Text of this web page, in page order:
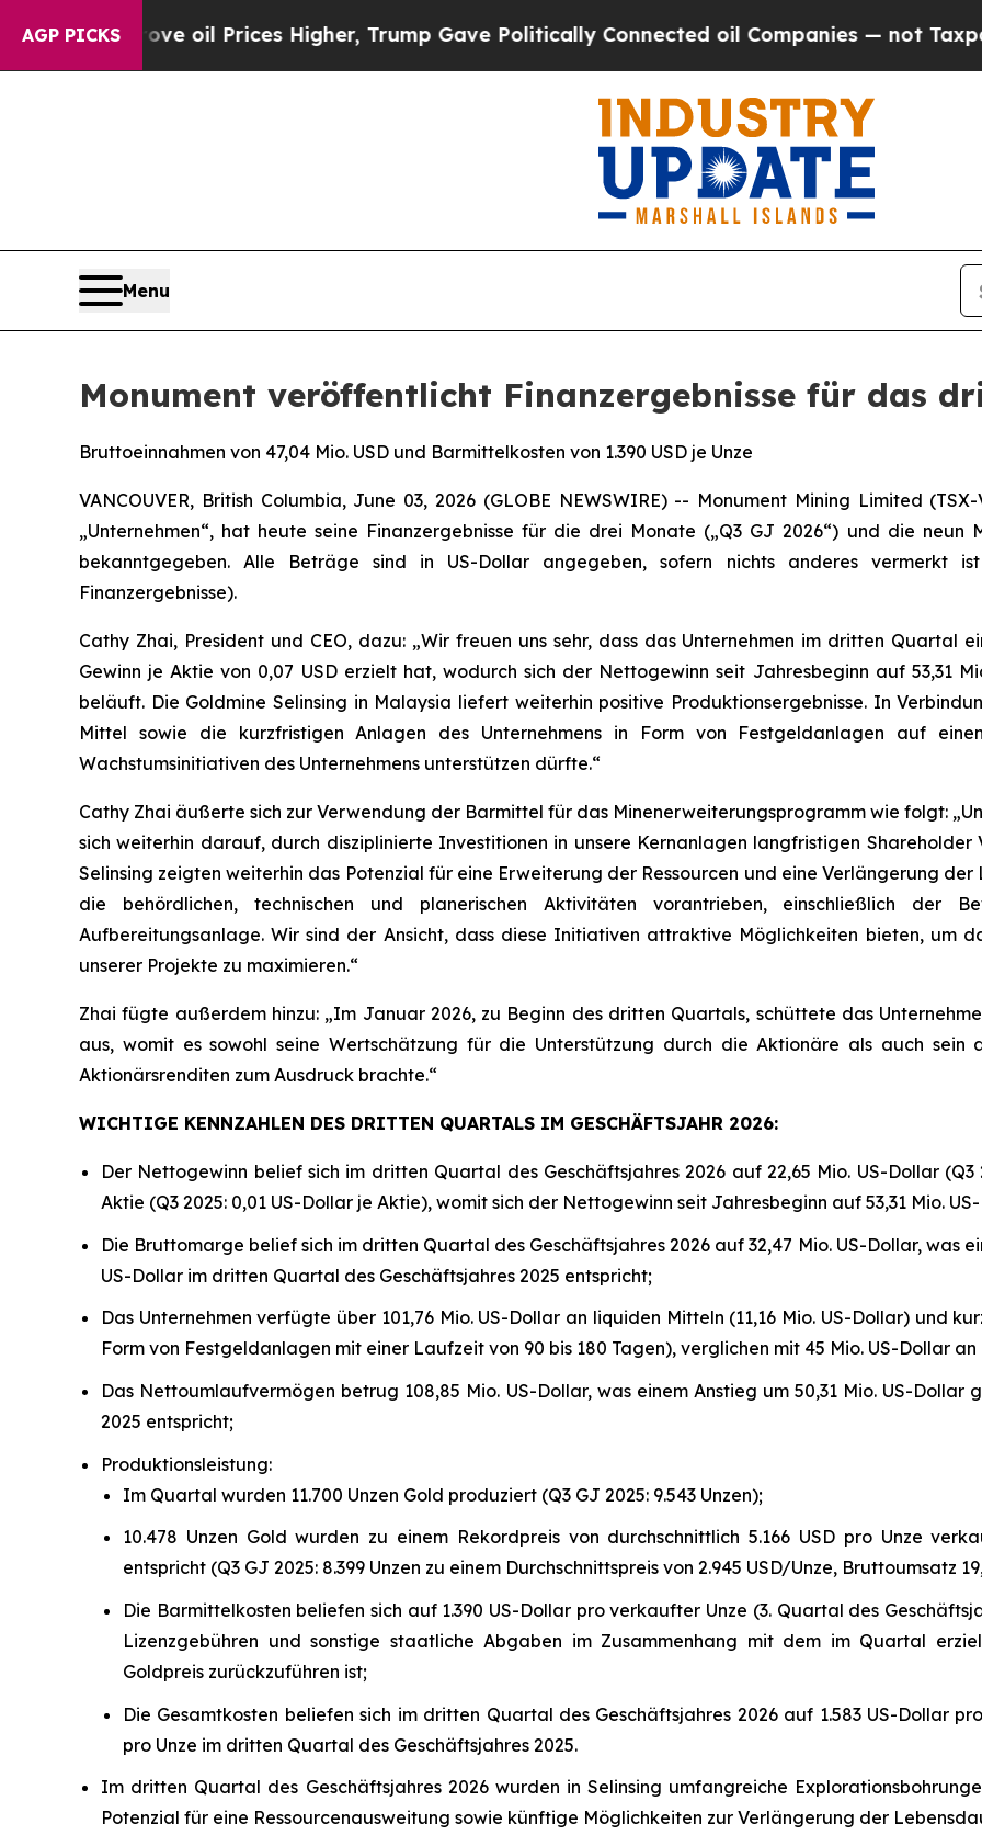
AGP PICKS
oil Prices Higher, Trump Gave Politically Connected oil Companies — not Taxpayers — the
Menu
Monument veröffentlicht Finanzergebnisse für das
Bruttoeinnahmen von 47,04 Mio. USD und Barmittelkosten von 1.390 USD je Unze
VANCOUVER, British Columbia, June 03, 2026 (GLOBE NEWSWIRE) -- Monument Mining Limited
„Unternehmen“, hat heute seine Finanzergebnisse für die drei Monate („Q3 GJ 2026“) und die neun
bekanntgegeben. Alle Beträge sind in US-Dollar angegeben, sofern nichts anderes vermerkt
Finanzergebnisse).
Cathy Zhai, President und CEO, dazu: „Wir freuen uns sehr, dass das Unternehmen im dritten Quartal
Gewinn je Aktie von 0,07 USD erzielt hat, wodurch sich der Nettogewinn seit Jahresbeginn auf 53,31
beläuft. Die Goldmine Selinsing in Malaysia liefert weiterhin positive Produktionsergebnisse. In
Mittel sowie die kurzfristigen Anlagen des Unternehmens in Form von Festgeldanlagen auf
Wachstumsinitiativen des Unternehmens unterstützen dürfte.“
Cathy Zhai äußerte sich zur Verwendung der Barmittel für das Minenerweiterungsprogramm wie folgt:
sich weiterhin darauf, durch disziplinierte Investitionen in unsere Kernanlagen langfristigen Shareholder
Selinsing zeigten weiterhin das Potenzial für eine Erweiterung der Ressourcen und eine Verlängerung
die behördlichen, technischen und planerischen Aktivitäten vorantrieben, einschließlich der
Aufbereitungsanlage. Wir sind der Ansicht, dass diese Initiativen attraktive Möglichkeiten bieten, um
unserer Projekte zu maximieren.“
Zhai fügte außerdem hinzu: „Im Januar 2026, zu Beginn des dritten Quartals, schüttete das
aus, womit es sowohl seine Wertschätzung für die Unterstützung durch die Aktionäre als auch sein
Aktionärsrenditen zum Ausdruck brachte.“
WICHTIGE KENNZAHLEN DES DRITTEN QUARTALS IM GESCHÄFTSJAHR 2026:
Der Nettogewinn belief sich im dritten Quartal des Geschäftsjahres 2026 auf 22,65 Mio. US-Dollar (Q3
Aktie (Q3 2025: 0,01 US-Dollar je Aktie), womit sich der Nettogewinn seit Jahresbeginn auf 53,31 Mio.
Die Bruttomarge belief sich im dritten Quartal des Geschäftsjahres 2026 auf 32,47 Mio. US-Dollar, was
US-Dollar im dritten Quartal des Geschäftsjahres 2025 entspricht;
Das Unternehmen verfügte über 101,76 Mio. US-Dollar an liquiden Mitteln (11,16 Mio. US-Dollar) und
Form von Festgeldanlagen mit einer Laufzeit von 90 bis 180 Tagen), verglichen mit 45 Mio. US-Dollar
Das Nettoumlaufvermögen betrug 108,85 Mio. US-Dollar, was einem Anstieg um 50,31 Mio. US-Dollar
2025 entspricht;
Produktionsleistung:
Im Quartal wurden 11.700 Unzen Gold produziert (Q3 GJ 2025: 9.543 Unzen);
10.478 Unzen Gold wurden zu einem Rekordpreis von durchschnittlich 5.166 USD pro Unze
entspricht (Q3 GJ 2025: 8.399 Unzen zu einem Durchschnittspreis von 2.945 USD/Unze, Bruttoumsatz
Die Barmittelkosten beliefen sich auf 1.390 US-Dollar pro verkaufter Unze (3. Quartal des
Lizenzgebühren und sonstige staatliche Abgaben im Zusammenhang mit dem im Quartal
Goldpreis zurückzuführen ist;
Die Gesamtkosten beliefen sich im dritten Quartal des Geschäftsjahres 2026 auf 1.583 US-Dollar
pro Unze im dritten Quartal des Geschäftsjahres 2025.
Im dritten Quartal des Geschäftsjahres 2026 wurden in Selinsing umfangreiche
Potenzial für eine Ressourcenausweitung sowie künftige Möglichkeiten zur Verlängerung der